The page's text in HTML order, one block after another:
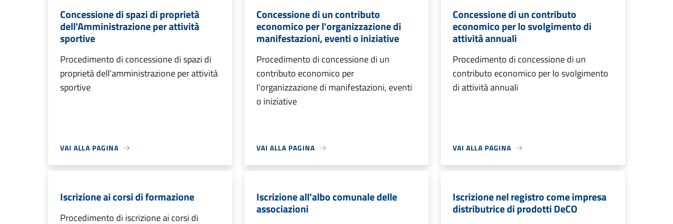
Concessione di spazi di proprietà
dell'Amministrazione per attività
sportive
Procedimento di concessione di spazi di
proprietà dell'amministrazione per attività
sportive
VAI ALLA PAGINA
Concessione di un contributo
economico per l'organizzazione di
manifestazioni, eventi o iniziative
Procedimento di concessione di un
contributo economico per
l'organizzazione di manifestazioni, eventi
o iniziative
VAI ALLA PAGINA
Concessione di un contributo
economico per lo svolgimento di
attività annuali
Procedimento di concessione di un
contributo economico per lo svolgimento
di attività annuali
VAI ALLA PAGINA
Iscrizione ai corsi di formazione
Procedimento di iscrizione ai corsi di
Iscrizione all'albo comunale delle
associazioni
Iscrizione nel registro come impresa
distributrice di prodotti DeCO